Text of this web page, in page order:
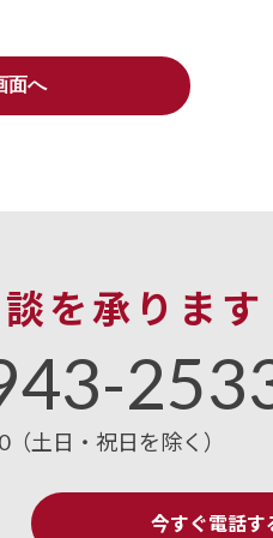
を承ります
土日・祝日を除く）
今すぐ電話す